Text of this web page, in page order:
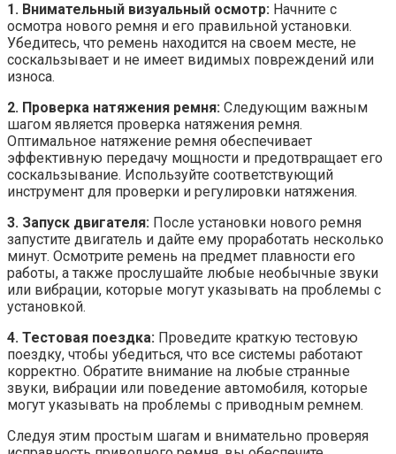
1. Внимательный визуальный осмотр: Начните с
осмотра нового ремня и его правильной установки.
Убедитесь, что ремень находится на своем месте, не
соскальзывает и не имеет видимых повреждений или
износа.
2. Проверка натяжения ремня: Следующим важным
шагом является проверка натяжения ремня.
Оптимальное натяжение ремня обеспечивает
эффективную передачу мощности и предотвращает его
соскальзывание. Используйте соответствующий
инструмент для проверки и регулировки натяжения.
3. Запуск двигателя: После установки нового ремня
запустите двигатель и дайте ему проработать несколько
минут. Осмотрите ремень на предмет плавности его
работы, а также прослушайте любые необычные звуки
или вибрации, которые могут указывать на проблемы с
установкой.
4. Тестовая поездка: Проведите краткую тестовую
поездку, чтобы убедиться, что все системы работают
корректно. Обратите внимание на любые странные
звуки, вибрации или поведение автомобиля, которые
могут указывать на проблемы с приводным ремнем.
Следуя этим простым шагам и внимательно проверяя